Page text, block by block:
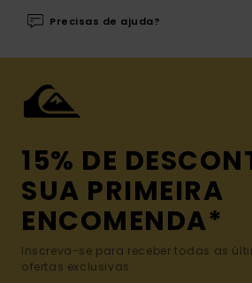
Precisas de ajuda?
15% DE
SUA PRIMEIRA
ENCOMENDA*
Inscreva-se para receber todas as
ofertas exclusivas.